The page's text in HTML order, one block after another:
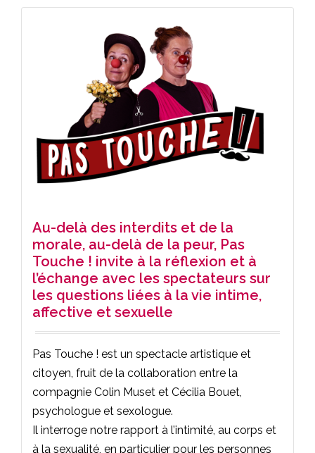
Au-delà des interdits et de la
morale, au-delà de la peur, Pas
Touche ! invite à la réflexion et à
l’échange avec les spectateurs sur
les questions liées à la vie intime,
affective et sexuelle
Pas Touche ! est un spectacle artistique et
citoyen, fruit de la collaboration entre la
compagnie Colin Muset et Cécilia Bouet,
psychologue et sexologue.
Il interroge notre rapport à l’intimité, au corps et
à la sexualité, en particulier pour les personnes